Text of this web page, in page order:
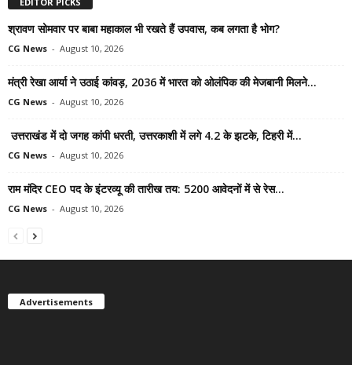
श्रावण सोमवार पर बाबा महाकाल भी रखते हैं उपवास, कब लगता है भोग?
CG News - August 10, 2026
मंत्री रेखा आर्या ने उठाई कांवड़, 2036 में भारत को ओलंपिक की मेजबानी मिलने...
CG News - August 10, 2026
उत्तराखंड में दो जगह कांपी धरती, उत्तरकाशी में लगे 4.2 के झटके, टिहरी में...
CG News - August 10, 2026
राम मंदिर CEO पद के इंटरव्यू की तारीख तय: 5200 आवेदनों में से रेस...
CG News - August 10, 2026
Advertisements